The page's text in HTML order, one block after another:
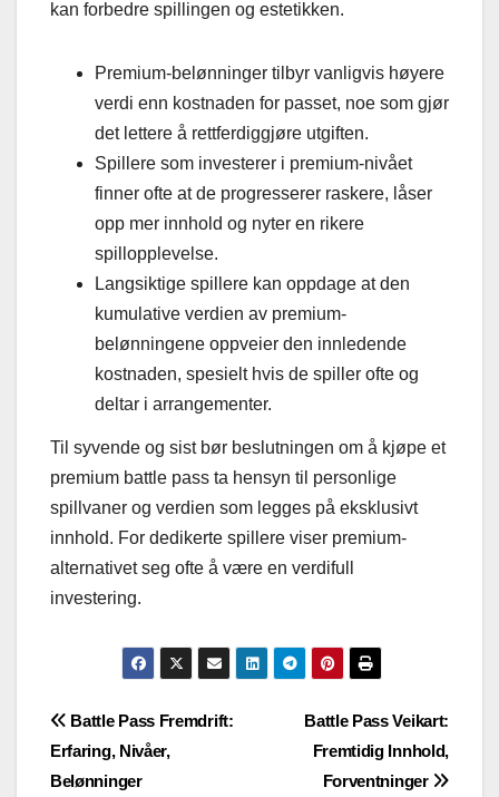
kan forbedre spillingen og estetikken.
Premium-belønninger tilbyr vanligvis høyere
verdi enn kostnaden for passet, noe som gjør
det lettere å rettferdiggjøre utgiften.
Spillere som investerer i premium-nivået
finner ofte at de progresserer raskere, låser
opp mer innhold og nyter en rikere
spillopplevelse.
Langsiktige spillere kan oppdage at den
kumulative verdien av premium-
belønningene oppveier den innledende
kostnaden, spesielt hvis de spiller ofte og
deltar i arrangementer.
Til syvende og sist bør beslutningen om å kjøpe et
premium battle pass ta hensyn til personlige
spillvaner og verdien som legges på eksklusivt
innhold. For dedikerte spillere viser premium-
alternativet seg ofte å være en verdifull
investering.
Post
navigation
Battle Pass Veikart:
Fremtidig Innhold,
Forventninger
Battle Pass Fremdrift:
Erfaring, Nivåer,
Belønninger